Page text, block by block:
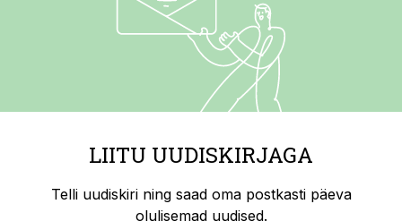
LIITU UUDISKIRJAGA
Telli uudiskiri ning saad oma postkasti päeva
olulisemad uudised.